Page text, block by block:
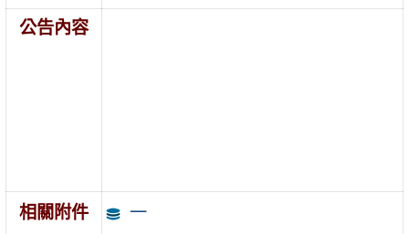
公告內容
相關附件 一